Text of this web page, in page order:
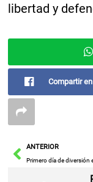
libertad y
Compartir
AntANTERIOR